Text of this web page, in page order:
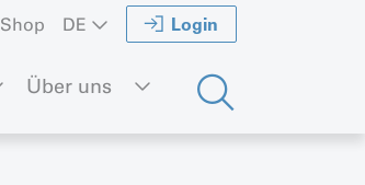
Shop DE Login
Über uns